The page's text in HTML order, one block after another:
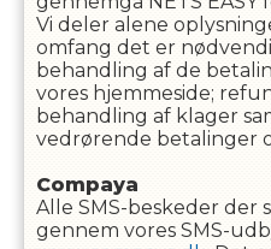
Vi deler alene
omfang det er
behandling af de
vores hjemmeside;
behandling af klager
vedrørende betalinger
Compaya
Alle SMS-beskeder der
gennem vores SMS-